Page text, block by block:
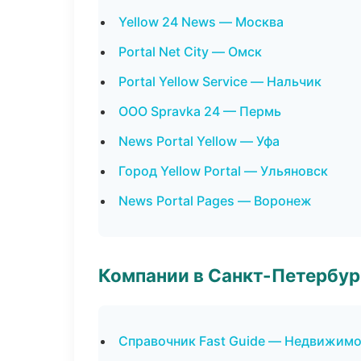
Yellow 24 News — Москва
Portal Net City — Омск
Portal Yellow Service — Нальчик
ООО Spravka 24 — Пермь
News Portal Yellow — Уфа
Город Yellow Portal — Ульяновск
News Portal Pages — Воронеж
Компании в Санкт-
Справочник Fast Guide —